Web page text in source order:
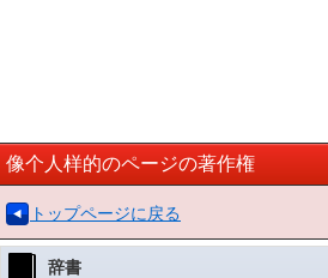
像个人样的のページの著作権
トップページに戻る
辞書